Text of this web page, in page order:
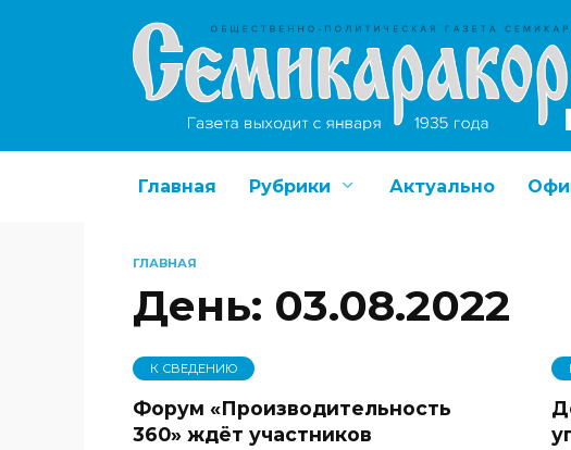
Главная Рубрики Актуально
ГЛАВНАЯ
День: 03.08.2022
К СВЕДЕНИЮ
Форум «Производительность
360» ждёт участников